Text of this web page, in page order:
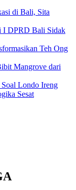
di Bali, Sita
I DPRD Bali Sidak
Teh Ong
Mangrove dari
Londo Ireng
Sesat